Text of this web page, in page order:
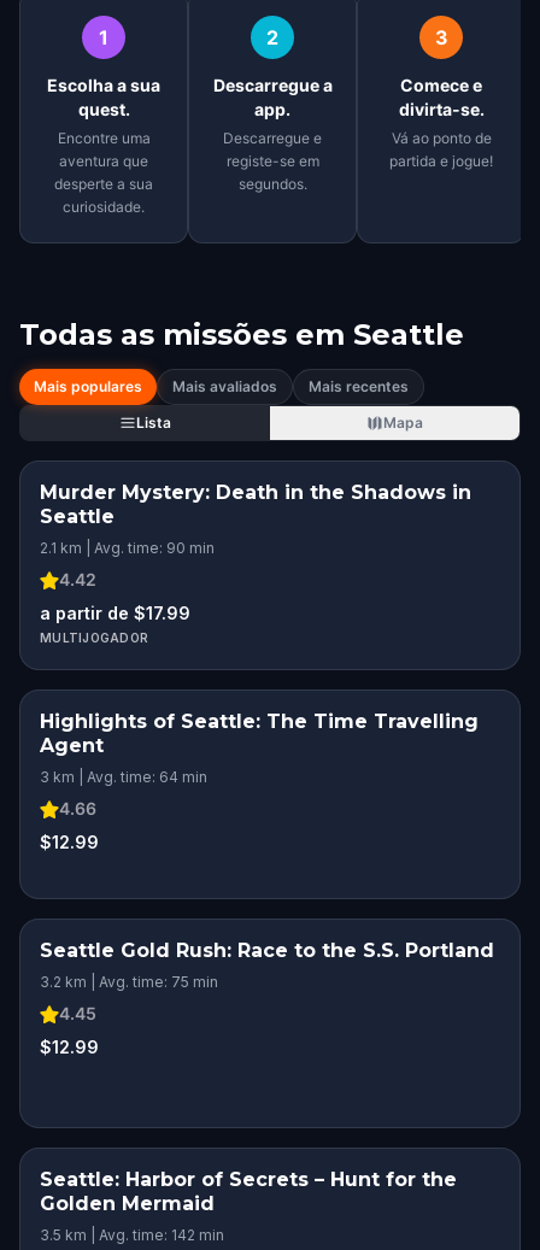
1
Escolha a sua
quest.
Encontre uma
aventura que
desperte a sua
curiosidade.
2
Descarregue a
app.
Descarregue e
registe-se em
segundos.
3
Comece e
divirta-se.
Vá ao ponto de
partida e jogue!
Todas as missões em Seattle
Mais populares Mais avaliados
Mais recentes
Lista
Mapa
Murder Mystery: Death in the Shadows in
Seattle
2.1 km | Avg. time: 90 min
4.42
a partir de $17.99
MULTIJOGADOR
Highlights of Seattle: The Time Travelling
Agent
3 km | Avg. time: 64 min
4.66
$12.99
Seattle Gold Rush: Race to the S.S. Portland
3.2 km | Avg. time: 75 min
4.45
$12.99
Seattle: Harbor of Secrets – Hunt for the
Golden Mermaid
3.5 km | Avg. time: 142 min